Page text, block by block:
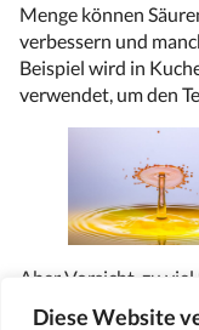
Diese Website
Menge können
verbessern und
Beispiel wird in
verwendet, um den
Aber Vorsicht, zu
Deshalb ist es